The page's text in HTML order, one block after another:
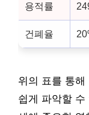
용적률
건폐율
위의 표를 통해
쉽게 파악할 수